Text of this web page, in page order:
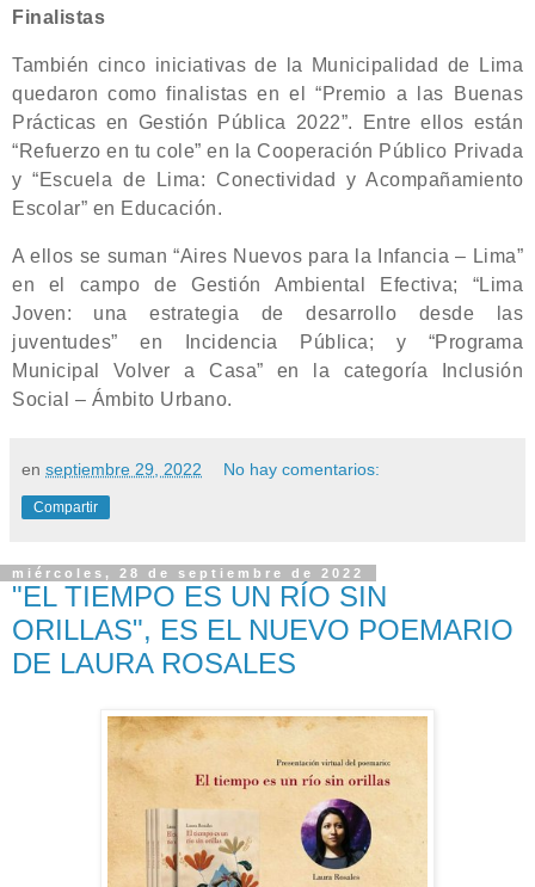
Finalistas
También cinco iniciativas de la Municipalidad de Lima
quedaron como finalistas en el “Premio a las Buenas
Prácticas en Gestión Pública 2022”. Entre ellos están
“Refuerzo en tu cole” en la Cooperación Público Privada
y “Escuela de Lima: Conectividad y Acompañamiento
Escolar” en Educación.
A ellos se suman “Aires Nuevos para la Infancia – Lima”
en el campo de Gestión Ambiental Efectiva; “Lima
Joven: una estrategia de desarrollo desde las
juventudes” en Incidencia Pública; y “Programa
Municipal Volver a Casa” en la categoría Inclusión
Social – Ámbito Urbano.
en septiembre 29, 2022 No hay comentarios:
Compartir
miércoles, 28 de septiembre de 2022
"EL TIEMPO ES UN RÍO SIN
ORILLAS", ES EL NUEVO POEMARIO
DE LAURA ROSALES